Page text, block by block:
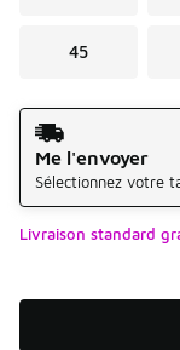
45
Mode d'expédition
Me l'envoyer
Sélectionnez votre
Livraison standard